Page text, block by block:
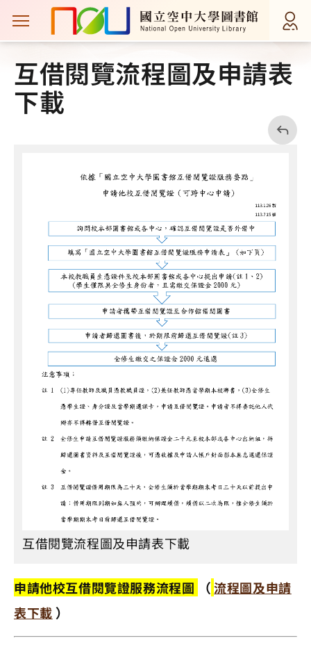
主選單案扭
首頁 服務項目 館際合作 館際互借
互借閱覽流程圖及申請表
下載 回
上
一
頁
互借閱覽流程圖及申請表下載
申請他校互借閱覽證服務流程圖 （ 流程圖及申請
表下載 ）